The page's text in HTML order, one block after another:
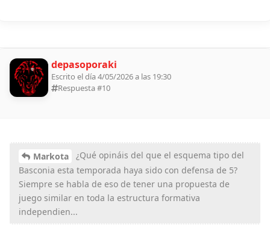
depasoporaki
Escrito el día 4/05/2026 a las 19:30
Respuesta #10
Markota
¿Qué opináis del que el esquema tipo del
Basconia esta temporada haya sido con defensa de 5?
Siempre se habla de eso de tener una propuesta de
juego similar en toda la estructura formativa
independien...